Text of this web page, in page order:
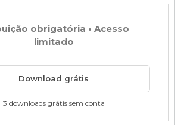
obrigatória • Acesso
limitado
Download grátis
3 downloads grátis sem conta